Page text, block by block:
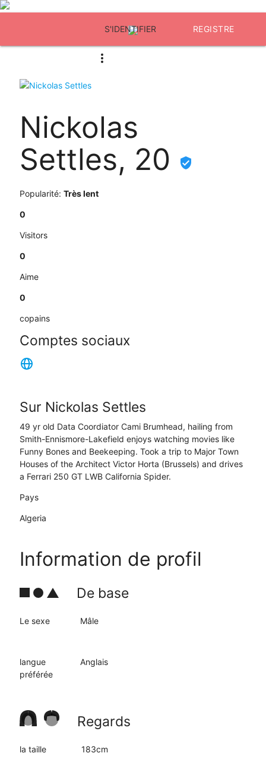
S'IDENTIFIER REGISTRE
Nickolas
Settles, 20
Popularité: Très lent
0
Visitors
0
Aime
0
copains
Comptes sociaux
Sur Nickolas Settles
49 yr old Data Coordiator Cami Brumhead, hailing from
Smith-Ennismore-Lakefield enjoys watching movies like
Funny Bones and Beekeeping. Took a trip to Major Town
Houses of the Architect Victor Horta (Brussels) and drives
a Ferrari 250 GT LWB California Spider.
Pays
Algeria
Information de profil
De base
Le sexe Mâle
langue
préférée
Anglais
Regards
la taille 183cm